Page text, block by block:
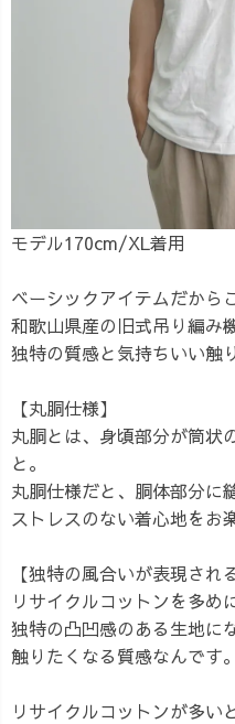
モデル170cm/XL着用
ベーシックアイテムだから
和歌山県産の旧式吊り編み
独特の質感と気持ちいい触
【丸胴仕様】
丸胴とは、身頃部分が筒状
と。
丸胴仕様だと、胴体部分に
ストレスのない着心地をお
【独特の風合いが表現され
リサイクルコットンを多め
独特の凸凹感のある生地に
触りたくなる質感なんです。
リサイクルコットンが多い